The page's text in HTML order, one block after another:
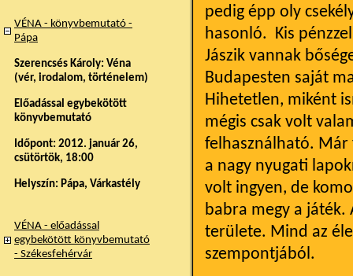
VÉNA - könyvbemutató -
Pápa
Szerencsés Károly: Véna
(vér, irodalom, történelem)
Előadással egybekötött
könyvbemutató
Időpont: 2012. január 26,
csütörtök, 18:00
Helyszín: Pápa, Várkastély
VÉNA - előadással
egybekötött könyvbemutató
- Székesfehérvár
pedig épp oly
hasonló. Kis
Jászik vannak
Budapesten saját
Hihetetlen, miként
mégis csak volt
felhasználható. Már
a nagy nyugati
volt ingyen, de
babra megy a játék.
területe. Mind az
szempontjából.